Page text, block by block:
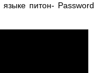
питон- Password